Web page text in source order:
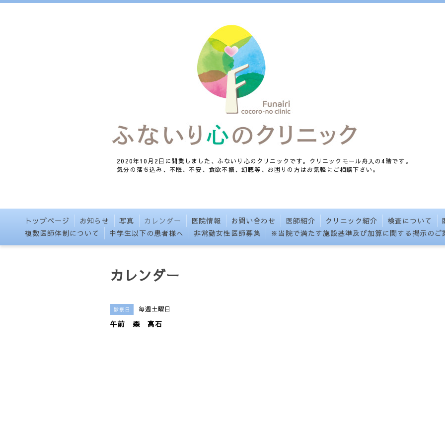
2020年10月2日に開業しました、ふないり心のクリニックです。クリニックモール舟入の4階です。
気分の落ち込み、不眠、不安、食欲不振、幻聴等、お困りの方はお気軽にご相談下さい。
トップページ お知らせ 写真 カレンダー 医院情報 お問い合わせ 医師紹介 クリニック紹介 検査について
複数医師体制について
中学生以下の患者様へ 非常勤女性医師募集 ※当院で満たす施設基準及び加算に関する掲示のご
カレンダー
診察日 毎週土曜日
午前 森 高石